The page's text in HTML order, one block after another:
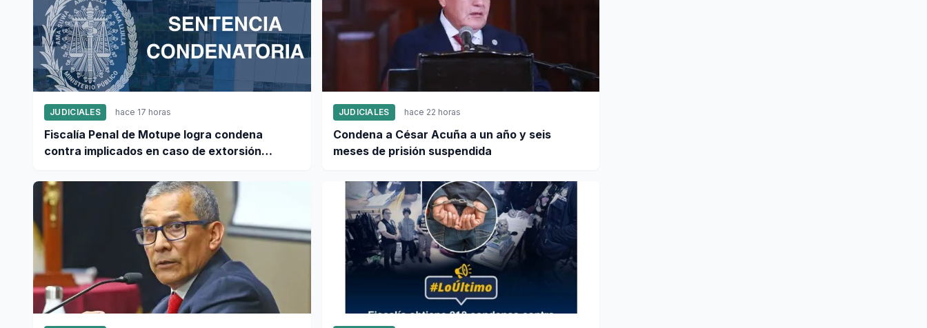
JUDICIALES hace 17 horas
Fiscalía Penal de Motupe logra condena
contra implicados en caso de extorsión
JUDICIALES hace 22 horas
Condena a César Acuña a un año y seis
meses de prisión suspendida